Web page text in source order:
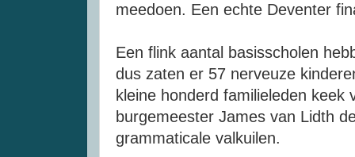
meedoen. Een echte Deventer
Een flink aantal basisscholen
dus zaten er 57 nerveuze
kleine honderd familieleden keek
burgemeester James van Lidth
grammaticale valkuilen.